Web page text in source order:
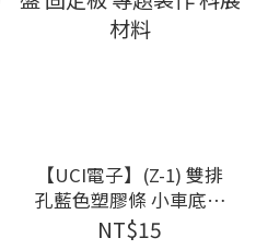
【UCI電子】(Z-1) 雙排
孔藍色塑膠條 小車底盤
固定板 專題製作 科展
NT$15